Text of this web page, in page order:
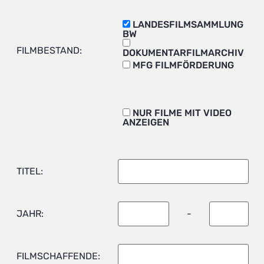
FILMBESTAND:
LANDESFILMSAMMLUNG
BW
DOKUMENTARFILMARCHIV
MFG FILMFÖRDERUNG
NUR FILME MIT VIDEO
ANZEIGEN
TITEL:
JAHR: -
FILMSCHAFFENDE: